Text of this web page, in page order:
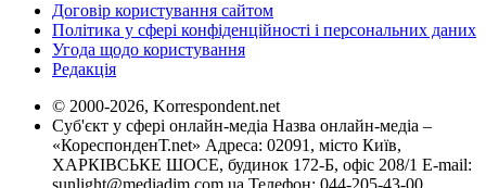
Договір користування сайтом
Політика у сфері конфіденційності і персональних даних
Угода щодо користування
Редакція
© 2000-2026, Korrespondent.net
Суб'єкт у сфері онлайн-медіа Назва онлайн-медіа –
«КореспонденТ.net» Адреса: 02091, місто Київ,
ХАРКІВСЬКЕ ШОСЕ, будинок 172-Б, офіс 208/1 E-mail:
sunlight@mediadim.com.ua Телефон: 044-205-43-00